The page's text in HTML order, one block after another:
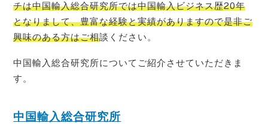
チは中国輸入総合研究所では中国輸入ビジネス歴20年
となりまして、豊富な経験と実績がありますので是非ご
興味のある方はご相談ください。
中国輸入総合研究所についてご紹介させていただきま
す。
中国輸入総合研究所